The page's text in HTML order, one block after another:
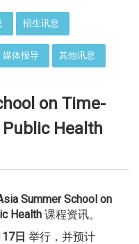
招生讯息
媒体报导 其他讯息
on Time-
Health
Summer School on
Health 课程资讯。
日 举行，并预计